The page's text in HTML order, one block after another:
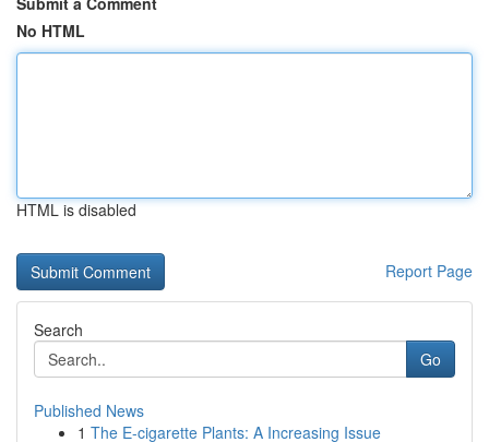
No HTML
HTML is disabled
Report Page
Search
Go
Published News
1 The E-cigarette Plants: A Increasing Issue